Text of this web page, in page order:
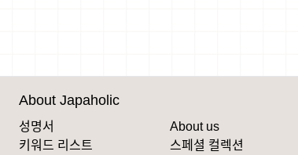
About Japaholic
성명서
About us
키워드 리스트
스페셜 컬렉션